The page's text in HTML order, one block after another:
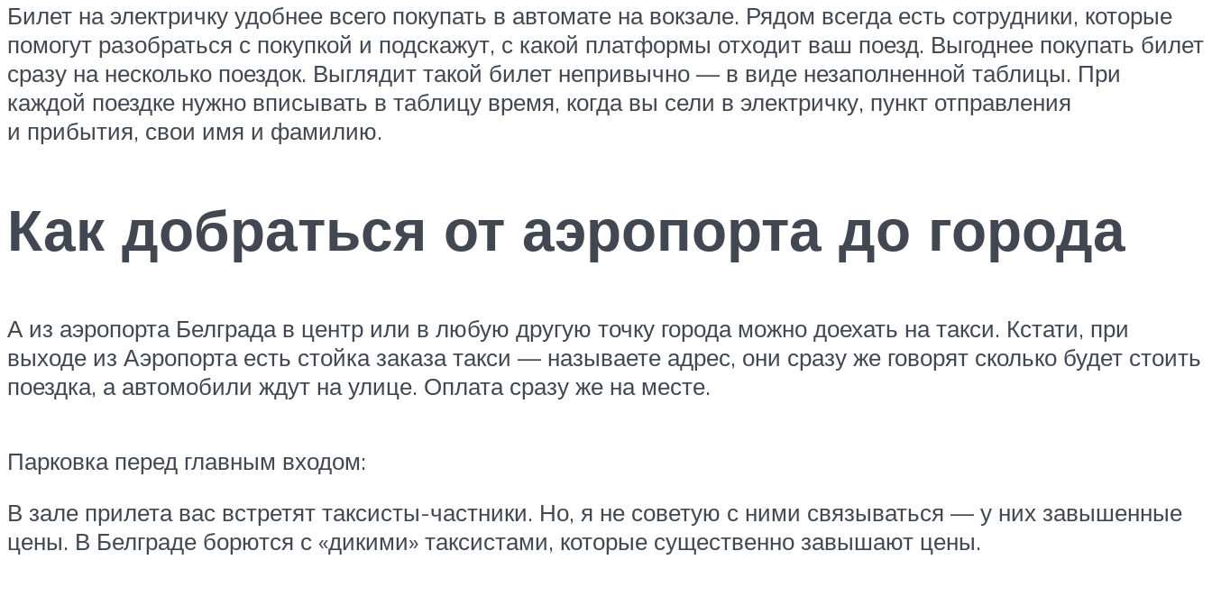
Билет на электричку удобнее всего покупать в автомате на вокзале. Рядом всегда есть сотрудники, которые
помогут разобраться с покупкой и подскажут, с какой платформы отходит ваш поезд. Выгоднее покупать билет
сразу на несколько поездок. Выглядит такой билет непривычно — в виде незаполненной таблицы. При
каждой поездке нужно вписывать в таблицу время, когда вы сели в электричку, пункт отправления
и прибытия, свои имя и фамилию.
Как добраться от аэропорта до города
А из аэропорта Белграда в центр или в любую другую точку города можно доехать на такси. Кстати, при
выходе из Аэропорта есть стойка заказа такси — называете адрес, они сразу же говорят сколько будет стоить
поездка, а автомобили ждут на улице. Оплата сразу же на месте.
Парковка перед главным входом:
В зале прилета вас встретят таксисты-частники. Но, я не советую с ними связываться — у них завышенные
цены. В Белграде борются с «дикими» таксистами, которые существенно завышают цены.